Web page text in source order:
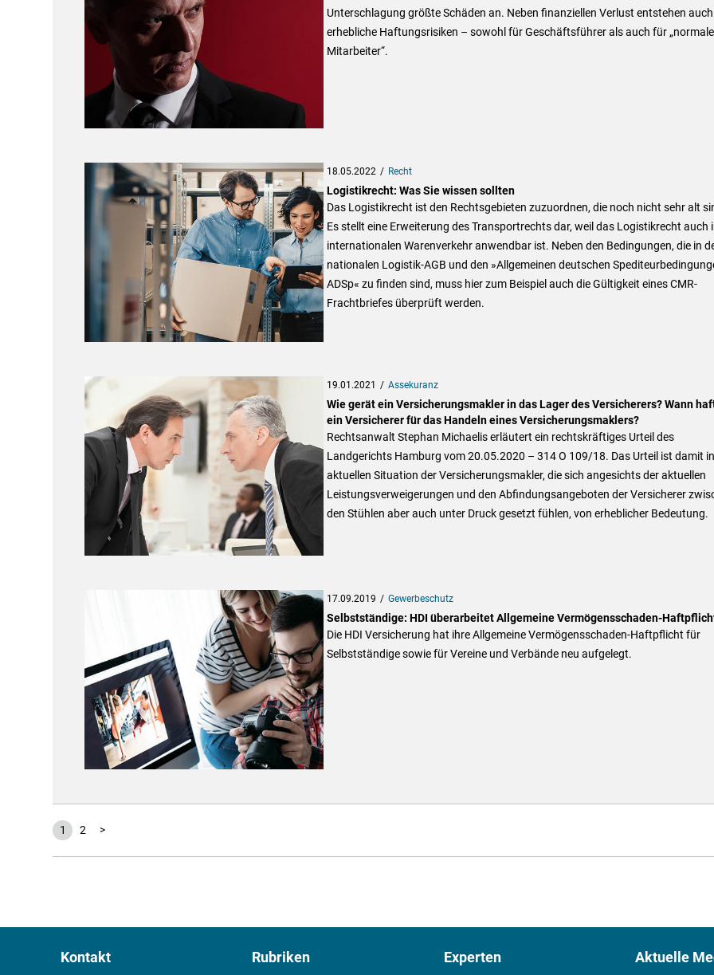
Unterschlagung größte Schäden an. Neben finanziellen Verlust entstehen auch
erhebliche Haftungsrisiken – sowohl für Geschäftsführer als auch für „normale
Mitarbeiter“.
18.05.2022 Recht
Logistikrecht: Was Sie wissen sollten
Das Logistikrecht ist den Rechtsgebieten zuzuordnen, die noch nicht sehr alt
Es stellt eine Erweiterung des Transportrechts dar, weil das Logistikrecht auch
internationalen Warenverkehr anwendbar ist. Neben den Bedingungen, die in
nationalen Logistik-AGB und den »Allgemeinen deutschen
ADSp« zu finden sind, muss hier zum Beispiel auch die Gültigkeit eines CMR-
Frachtbriefes überprüft werden.
19.01.2021 Assekuranz
Wie gerät ein Versicherungsmakler in das Lager des Versicherers? Wann
ein Versicherer für das Handeln eines Versicherungsmaklers?
Rechtsanwalt Stephan Michaelis erläutert ein rechtskräftiges Urteil des
Landgerichts Hamburg vom 20.05.2020 – 314 O 109/18. Das Urteil ist damit
aktuellen Situation der Versicherungsmakler, die sich angesichts der aktuellen
Leistungsverweigerungen und den Abfindungsangeboten der Versicherer
den Stühlen aber auch unter Druck gesetzt fühlen, von erheblicher Bedeutung.
17.09.2019 Gewerbeschutz
Selbstständige: HDI überarbeitet Allgemeine Vermögensschaden-
Die HDI Versicherung hat ihre Allgemeine Vermögensschaden-Haftpflicht für
Selbstständige sowie für Vereine und Verbände neu aufgelegt.
1 2 >
Kontakt Rubriken Experten Aktuelle